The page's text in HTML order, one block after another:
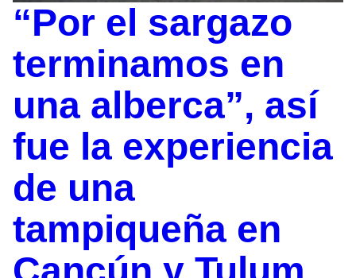
“Por el sargazo
terminamos en
una alberca”, así
fue la experiencia
de una
tampiqueña en